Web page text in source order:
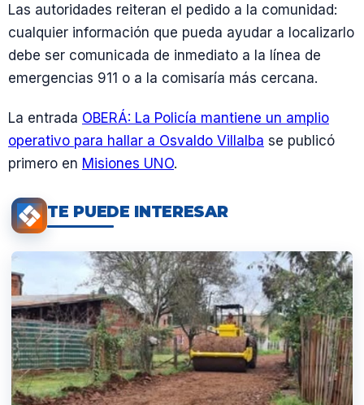
Las autoridades reiteran el pedido a la comunidad:
cualquier información que pueda ayudar a localizarlo
debe ser comunicada de inmediato a la línea de
emergencias 911 o a la comisaría más cercana.
La entrada OBERÁ: La Policía mantiene un amplio
operativo para hallar a Osvaldo Villalba se publicó
primero en Misiones UNO.
TE PUEDE INTERESAR